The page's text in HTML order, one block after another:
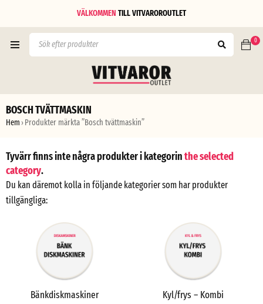
VÄLKOMMEN TILLVITVAROROUTLET
0
BOSCH TVÄTTMASKIN
Hem › Produkter märkta ”Bosch tvättmaskin”
Tyvärr finns inte några produkter i kategorinthe selected
category.
Du kan däremot kolla in följande kategorier som har produkter
tillgängliga:
Bänkdiskmaskiner Kyl/frys – Kombi